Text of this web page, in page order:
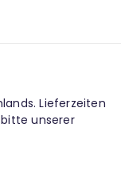
Lieferzeiten
unserer